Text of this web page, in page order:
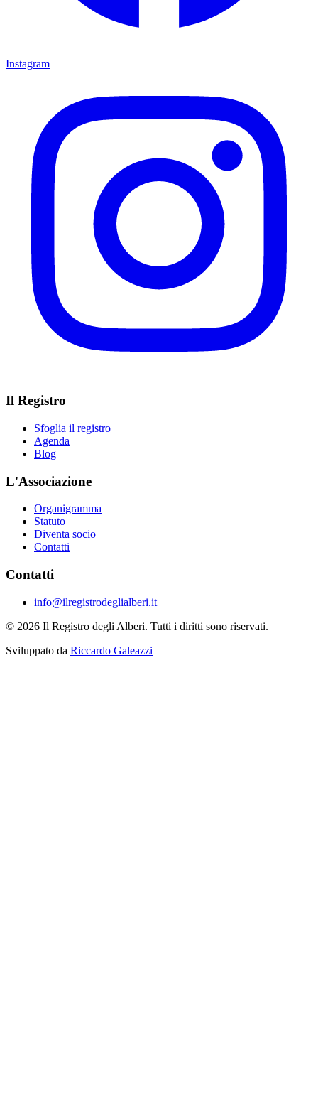
Instagram
Il Registro
Sfoglia il registro
Agenda
Blog
L'Associazione
Organigramma
Statuto
Diventa socio
Contatti
Contatti
info@ilregistrodeglialberi.it
© 2026 Il Registro degli Alberi. Tutti i diritti sono riservati.
Sviluppato da Riccardo Galeazzi